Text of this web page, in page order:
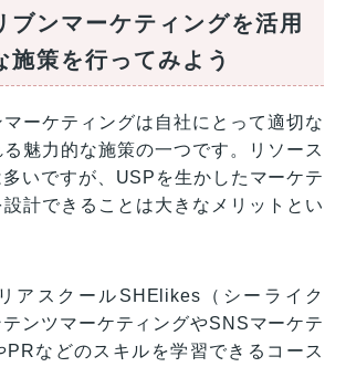
ブンマーケティングを活用
施策を行ってみよう
ーケティングは自社にとって適切な
魅力的な施策の一つです。リソース
いですが、USPを生かしたマーケテ
設計できることは大きなメリットとい
アスクールSHElikes（シーライク
ンツマーケティングやSNSマーケテ
PRなどのスキルを学習できるコース